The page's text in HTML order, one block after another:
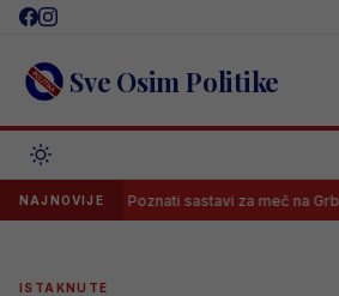
Skip
content Sve Osim Politike
NAJNOVIJE
Poznati sastavi za meč na Grbavici,
ISTAKNUTE